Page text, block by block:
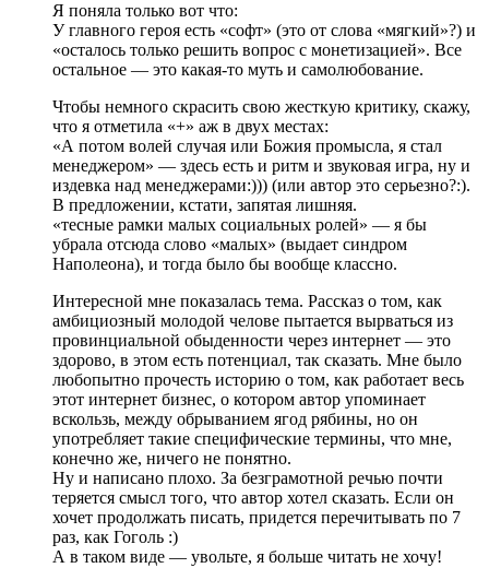
Я поняла только вот что:
У главного героя есть «софт» (это от слова «мягкий»?) и
«осталось только решить вопрос с монетизацией». Все
остальное — это какая-то муть и самолюбование.
Чтобы немного скрасить свою жесткую критику, скажу,
что я отметила «+» аж в двух местах:
«А потом волей случая или Божия промысла, я стал
менеджером» — здесь есть и ритм и звуковая игра, ну и
издевка над менеджерами:))) (или автор это серьезно?:).
В предложении, кстати, запятая лишняя.
«тесные рамки малых социальных ролей» — я бы
убрала отсюда слово «малых» (выдает синдром
Наполеона), и тогда было бы вообще классно.
Интересной мне показалась тема. Рассказ о том, как
амбициозный молодой челове пытается вырваться из
провинциальной обыденности через интернет — это
здорово, в этом есть потенциал, так сказать. Мне было
любопытно прочесть историю о том, как работает весь
этот интернет бизнес, о котором автор упоминает
вскользь, между обрыванием ягод рябины, но он
употребляет такие специфические термины, что мне,
конечно же, ничего не понятно.
Ну и написано плохо. За безграмотной речью почти
теряется смысл того, что автор хотел сказать. Если он
хочет продолжать писать, придется перечитывать по 7
раз, как Гоголь :)
А в таком виде — увольте, я больше читать не хочу!